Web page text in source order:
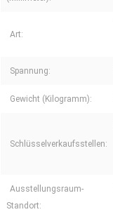
Art:
Spannung:
Gewicht (Kilogramm):
Schlüsselverkaufsstellen:
Ausstellungsraum-
Standort: